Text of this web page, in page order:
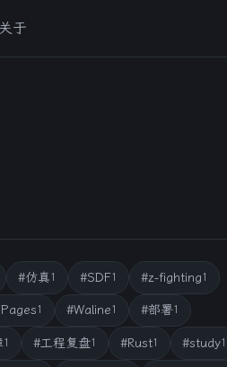
关于
#仿真1 #SDF1 #z-fighting1
1 #Waline1 #部署1
1 #工程复盘1 #Rust1 #study1